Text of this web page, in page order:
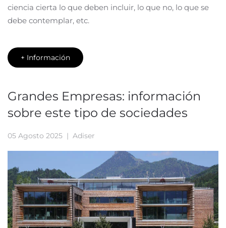
ciencia cierta lo que deben incluir, lo que no, lo que se
debe contemplar, etc.
+ Información
Grandes Empresas: información
sobre este tipo de sociedades
05 Agosto 2025 | Adiser